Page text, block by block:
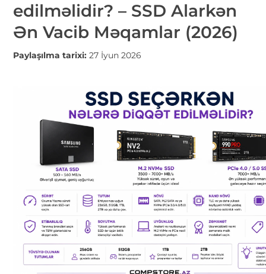
edilməlidir? – SSD Alarkən
Ən Vacib Məqamlar (2026)
Paylaşılma tarixi:27 İyun 2026